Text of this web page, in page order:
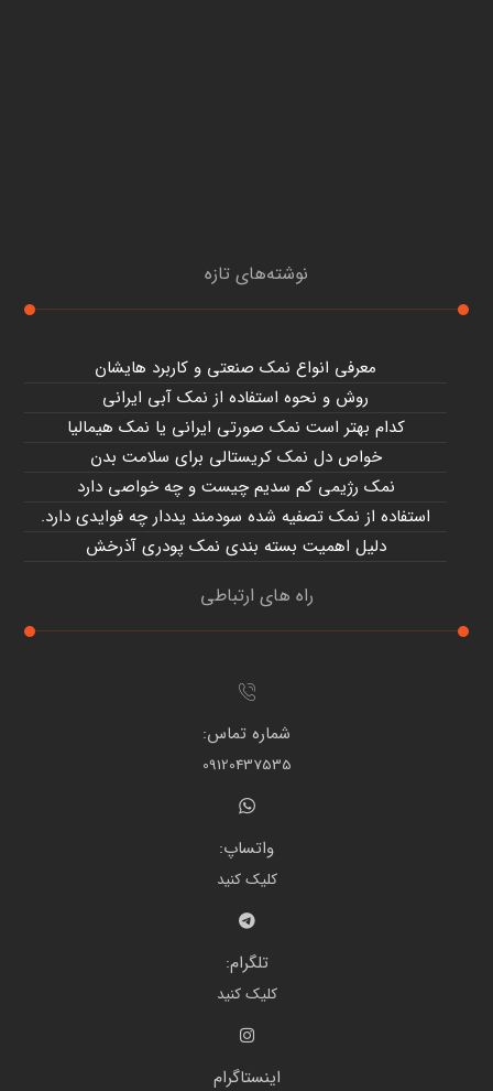
نوشته‌های تازه
معرفی انواع نمک صنعتی و کاربرد هایشان
روش و نحوه استفاده از نمک آبی ایرانی
کدام بهتر است نمک صورتی ایرانی یا نمک هیمالیا
خواص دل نمک کریستالی برای سلامت بدن
نمک رژیمی کم سدیم چیست و چه خواصی دارد
استفاده از نمک تصفیه شده سودمند یددار چه فوایدی دارد.
دلیل اهمیت بسته بندی نمک پودری آذرخش
راه های ارتباطی
شماره تماس:
09120437535
واتساپ:
کلیک کنید
تلگرام:
کلیک کنید
اینستاگرام